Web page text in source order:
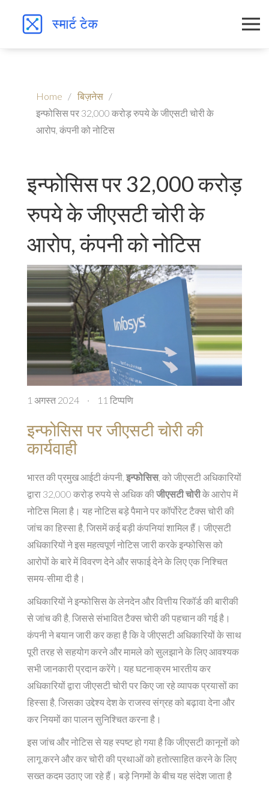
Home
बिज़नेस
इन्फोसिस पर 32,000 करोड़ रुपये के जीएसटी चोरी के
आरोप, कंपनी को नोटिस
इन्फोसिस पर 32,000 करोड़
रुपये के जीएसटी चोरी के
आरोप, कंपनी को नोटिस
1 अगस्त 2024 · 11 टिप्पणि
इन्फोसिस पर जीएसटी चोरी की
कार्यवाही
भारत की प्रमुख आईटी कंपनी, इन्फोसिस, को जीएसटी अधिकारियों
द्वारा 32,000 करोड़ रुपये से अधिक कीजीएसटी चोरीके आरोप में
नोटिस मिला है। यह नोटिस बड़े पैमाने पर कॉर्पोरेट टैक्स चोरी की
जांच का हिस्सा है, जिसमें कई बड़ी कंपनियां शामिल हैं। जीएसटी
अधिकारियों ने इस महत्वपूर्ण नोटिस जारी करके इन्फोसिस को
आरोपों के बारे में विवरण देने और सफाई देने के लिए एक निश्चित
समय-सीमा दी है।
अधिकारियों ने इन्फोसिस के लेनदेन और वित्तीय रिकॉर्ड की बारीकी
से जांच की है, जिससे संभावित टैक्स चोरी की पहचान की गई है।
कंपनी ने बयान जारी कर कहा है कि वे जीएसटी अधिकारियों के साथ
पूरी तरह से सहयोग करने और मामले को सुलझाने के लिए आवश्यक
सभी जानकारी प्रदान करेंगे। यह घटनाक्रम भारतीय कर
अधिकारियों द्वारा जीएसटी चोरी पर किए जा रहे व्यापक प्रयासों का
हिस्सा है, जिसका उद्देश्य देश के राजस्व संग्रह को बढ़ावा देना और
कर नियमों का पालन सुनिश्चित करना है।
इस जांच और नोटिस से यह स्पष्ट हो गया है कि जीएसटी कानूनों को
लागू करने और कर चोरी की प्रथाओं को हतोत्साहित करने के लिए
सख्त कदम उठाए जा रहे हैं। बड़े निगमों के बीच यह संदेश जाता है